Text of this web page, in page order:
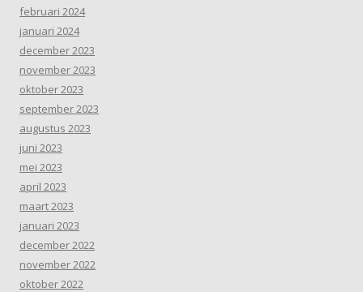
februari 2024
januari 2024
december 2023
november 2023
oktober 2023
september 2023
augustus 2023
juni 2023
mei 2023
april 2023
maart 2023
januari 2023
december 2022
november 2022
oktober 2022